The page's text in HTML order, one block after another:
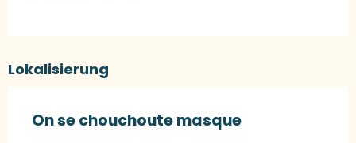
Lokalisierung
On se chouchoute masque